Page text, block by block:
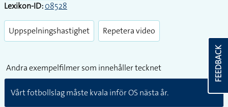
Lexikon-ID:08528
Uppspelningshastighet Repetera video
Andra exempelfilmer som innehåller tecknet
Vårt fotbollslag måste kvala inför OS nästa år.
FEEDBACK